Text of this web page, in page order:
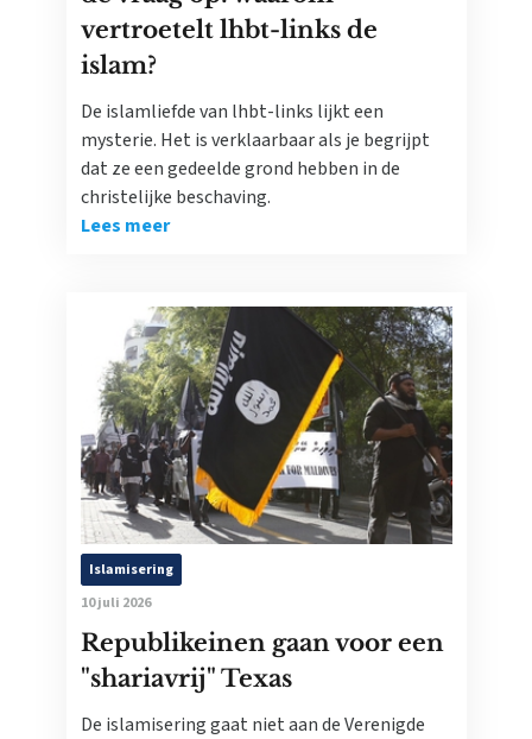
vertroetelt lhbt-links de
islam?
De islamliefde van lhbt-links lijkt een
mysterie. Het is verklaarbaar als je begrijpt
dat ze een gedeelde grond hebben in de
christelijke beschaving.
Lees meer
Islamisering
10 juli 2026
Republikeinen gaan voor een
"shariavrij" Texas
De islamisering gaat niet aan de Verenigde